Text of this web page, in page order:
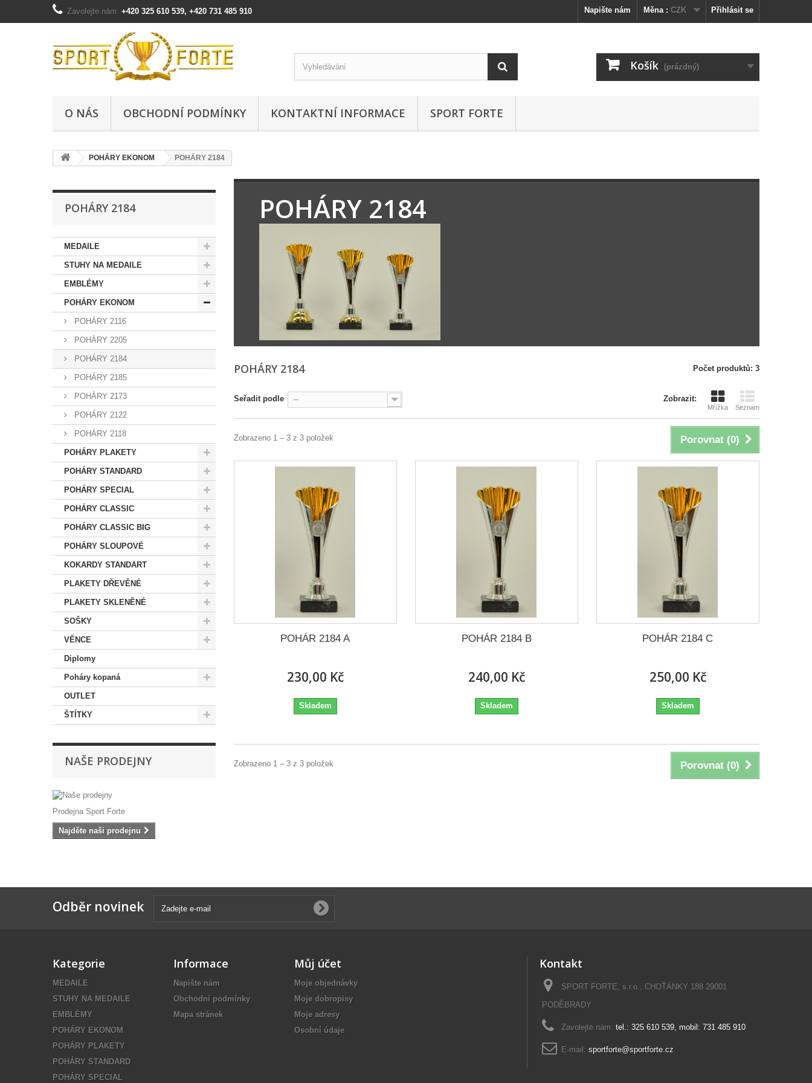
Přihlásit se
Měna : CZK
Napište nám
Zavolejte nám: +420 325 610 539, +420 731 485 910
Košík (prázdný)
O NÁS OBCHODNÍ PODMÍNKY KONTAKTNÍ INFORMACE SPORT FORTE
POHÁRY EKONOM POHÁRY 2184
POHÁRY 2184
MEDAILE
STUHY NA MEDAILE
EMBLÉMY
POHÁRY EKONOM
POHÁRY 2116
POHÁRY 2205
POHÁRY 2184
POHÁRY 2185
POHÁRY 2173
POHÁRY 2122
POHÁRY 2118
POHÁRY PLAKETY
POHÁRY STANDARD
POHÁRY SPECIAL
POHÁRY CLASSIC
POHÁRY CLASSIC BIG
POHÁRY SLOUPOVÉ
KOKARDY STANDART
PLAKETY DŘEVĚNÉ
PLAKETY SKLENĚNÉ
SOŠKY
VĚNCE
Diplomy
Poháry kopaná
OUTLET
ŠTÍTKY
NAŠE PRODEJNY
Prodejna Sport Forte
Najděte naši prodejnu
POHÁRY 2184
POHÁRY 2184 Počet produktů: 3
Zobrazit:
Mřížka Seznam
Seřadit podle --
Porovnat (0)
Zobrazeno 1 – 3 z 3 položek
POHÁR 2184 A
230,00 Kč
Skladem
POHÁR 2184 B
240,00 Kč
Skladem
POHÁR 2184 C
250,00 Kč
Skladem
Porovnat (0)
Zobrazeno 1 – 3 z 3 položek
Odběr novinek
Kategorie
MEDAILE
STUHY NA MEDAILE
EMBLÉMY
POHÁRY EKONOM
POHÁRY PLAKETY
POHÁRY STANDARD
POHÁRY SPECIAL
Informace
Napište nám
Obchodní podmínky
Mapa stránek
Můj účet
Moje objednávky
Moje dobropisy
Moje adresy
Osobní údaje
Kontakt
SPORT FORTE, s.r.o., CHOŤÁNKY 188 29001
PODĚBRADY
Zavolejte nám: tel.: 325 610 539, mobil: 731 485 910
E-mail: sportforte@sportforte.cz